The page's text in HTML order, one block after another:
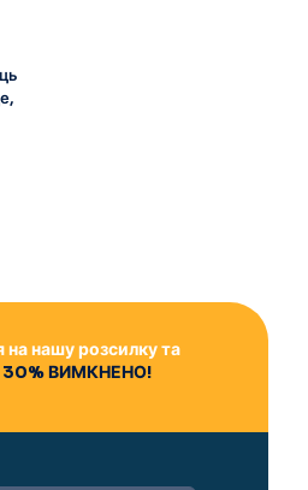
на нашу розсилку та
ВИМКНЕНО!